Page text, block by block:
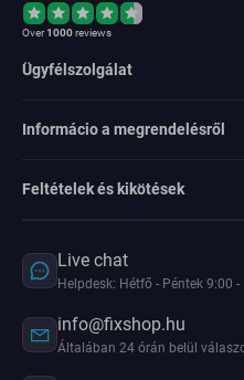
Over1000reviews
Ügyfélszolgálat
Informácio a megrendelésről
Feltételek és kikötések
Live chat
Helpdesk: Hétfő - Péntek 9:00 -
info@fixshop.hu
Általában 24 órán belül